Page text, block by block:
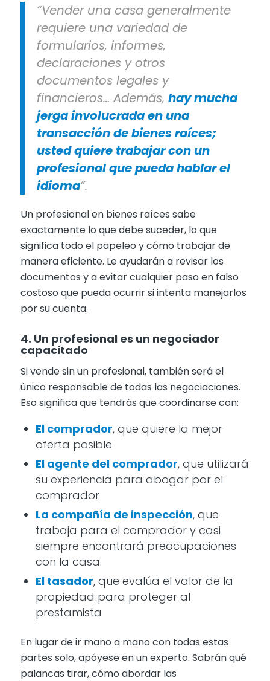
“Vender una casa generalmente
requiere una variedad de
formularios, informes,
declaraciones y otros
documentos legales y
financieros… Además, hay mucha
jerga involucrada en una
transacción de bienes raíces;
usted quiere trabajar con un
profesional que pueda hablar el
idioma”.
Un profesional en bienes raíces sabe
exactamente lo que debe suceder, lo que
significa todo el papeleo y cómo trabajar de
manera eficiente. Le ayudarán a revisar los
documentos y a evitar cualquier paso en falso
costoso que pueda ocurrir si intenta manejarlos
por su cuenta.
4. Un profesional es un negociador
capacitado
Si vende sin un profesional, también será el
único responsable de todas las negociaciones.
Eso significa que tendrás que coordinarse con:
El comprador, que quiere la mejor
oferta posible
El agente del comprador, que utilizará
su experiencia para abogar por el
comprador
La compañía de inspección, que
trabaja para el comprador y casi
siempre encontrará preocupaciones
con la casa.
El tasador, que evalúa el valor de la
propiedad para proteger al
prestamista
En lugar de ir mano a mano con todas estas
partes solo, apóyese en un experto. Sabrán qué
palancas tirar, cómo abordar las